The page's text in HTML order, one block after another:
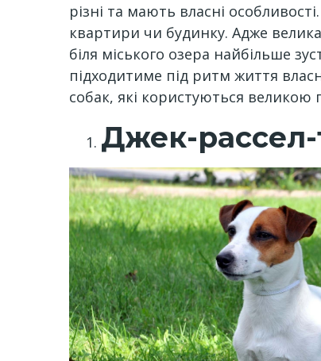
різні та мають власні
квартири чи будинку. Адже
біля міського озера найбільше
підходитиме під ритм життя
собак, які користуються великою
Джек-рассел-